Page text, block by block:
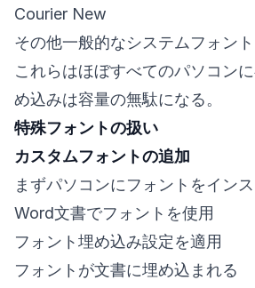
Courier New
その他一般的なシステムフォント
これらはほぼすべてのパソコン
め込みは容量の無駄になる。
特殊フォントの扱い
カスタムフォントの追加
まずパソコンにフォントをイン
Word文書でフォントを使用
フォント埋め込み設定を適用
フォントが文書に埋め込まれる